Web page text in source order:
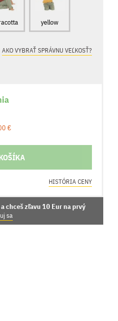
yellow
AKO VYBRAŤ SPRÁVNU VEĽKOSŤ?
€
HISTÓRIA CENY
chceš zľavu 10 Eur na prvý
sa